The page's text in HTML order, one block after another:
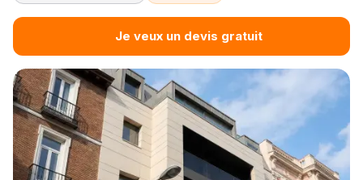
Je veux un devis gratuit